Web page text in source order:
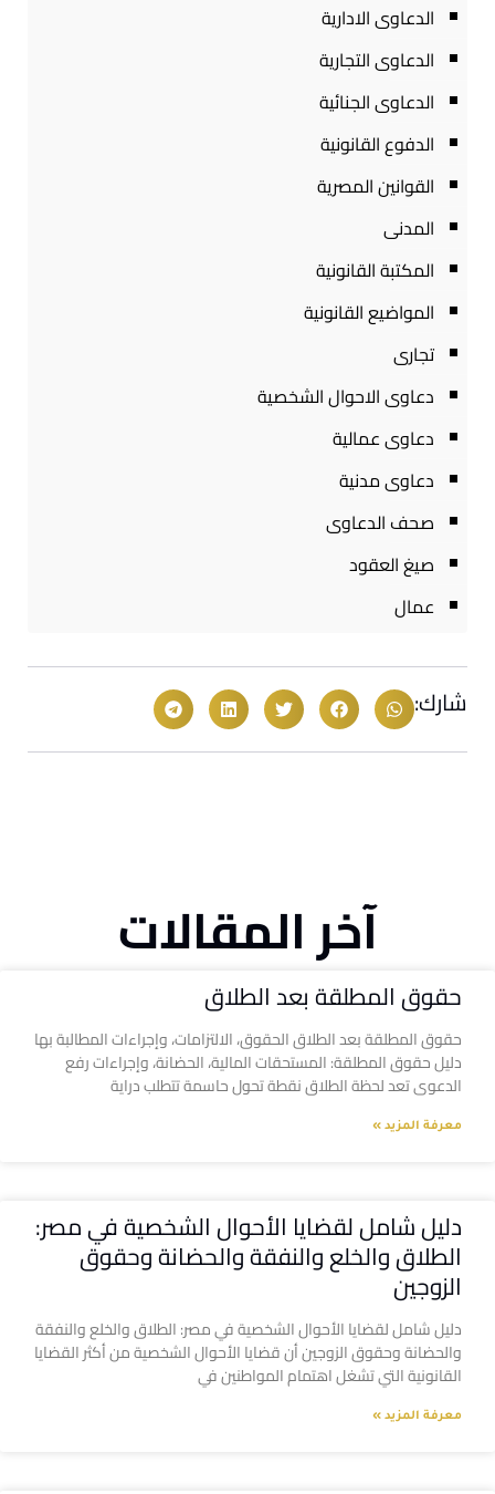
الدعاوى الادارية
الدعاوى التجارية
الدعاوى الجنائية
الدفوع القانونية
القوانين المصرية
المدنى
المكتبة القانونية
المواضيع القانونية
تجارى
دعاوى الاحوال الشخصية
دعاوى عمالية
دعاوى مدنية
صحف الدعاوى
صيغ العقود
عمال
شارك:
آخر المقالات
حقوق المطلقة بعد الطلاق
حقوق المطلقة بعد الطلاق الحقوق، الالتزامات، وإجراءات المطالبة بها
دليل حقوق المطلقة: المستحقات المالية، الحضانة، وإجراءات رفع
الدعوى تعد لحظة الطلاق نقطة تحول حاسمة تتطلب دراية
معرفة المزيد »
دليل شامل لقضايا الأحوال الشخصية في مصر:
الطلاق والخلع والنفقة والحضانة وحقوق
الزوجين
دليل شامل لقضايا الأحوال الشخصية في مصر: الطلاق والخلع والنفقة
والحضانة وحقوق الزوجين أن قضايا الأحوال الشخصية من أكثر القضايا
القانونية التي تشغل اهتمام المواطنين في
معرفة المزيد »